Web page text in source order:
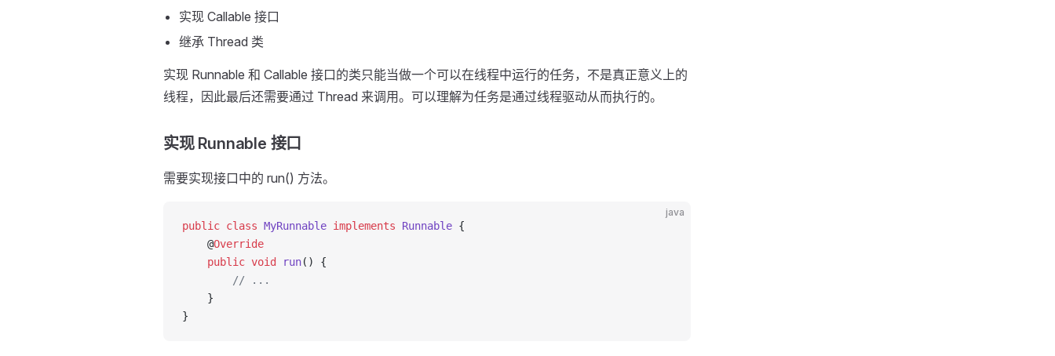
实现 Callable 接口
继承 Thread 类
实现 Runnable 和 Callable 接口的类只能当做一个可以在线程中运行的任务，不是真正意义上的
线程，因此最后还需要通过 Thread 来调用。可以理解为任务是通过线程驱动从而执行的。
实现 Runnable 接口
需要实现接口中的 run() 方法。
java
public class MyRunnable implements Runnable {
    @
Override
    public
void run() {
        // ...
    }
}